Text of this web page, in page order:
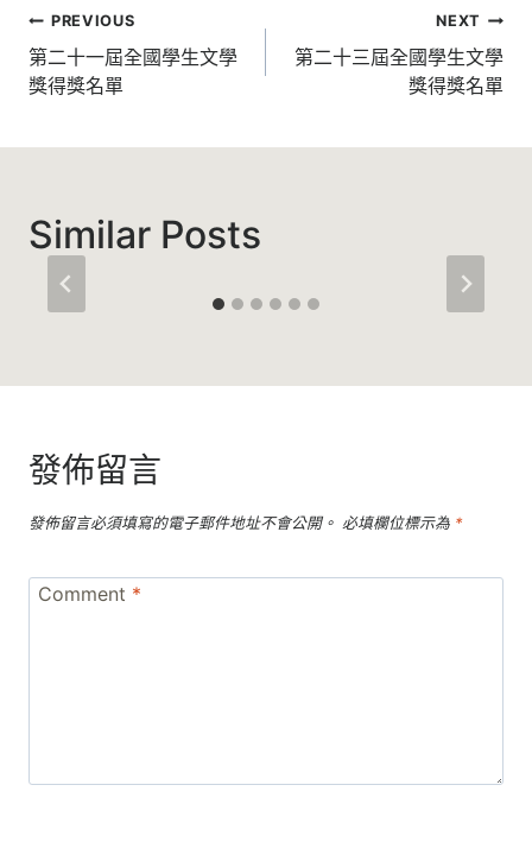
文
章
導
覽
PREVIOUS
第二十一屆全國學生文學
獎得獎名單
NEXT
第二十三屆全國學生文學
獎得獎名單
Similar Posts
發佈留言
發佈留言必須填寫的電子郵件地址不會公開。 必填欄位標示為 *
Comment *